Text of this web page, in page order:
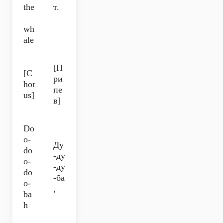
the
wh
ale
т.
[C
hor
us]
[П
ри
пе
в]
Do
o-
do
o-
do
o-
ba
h
Ду
-ду
-ду
-ба
,